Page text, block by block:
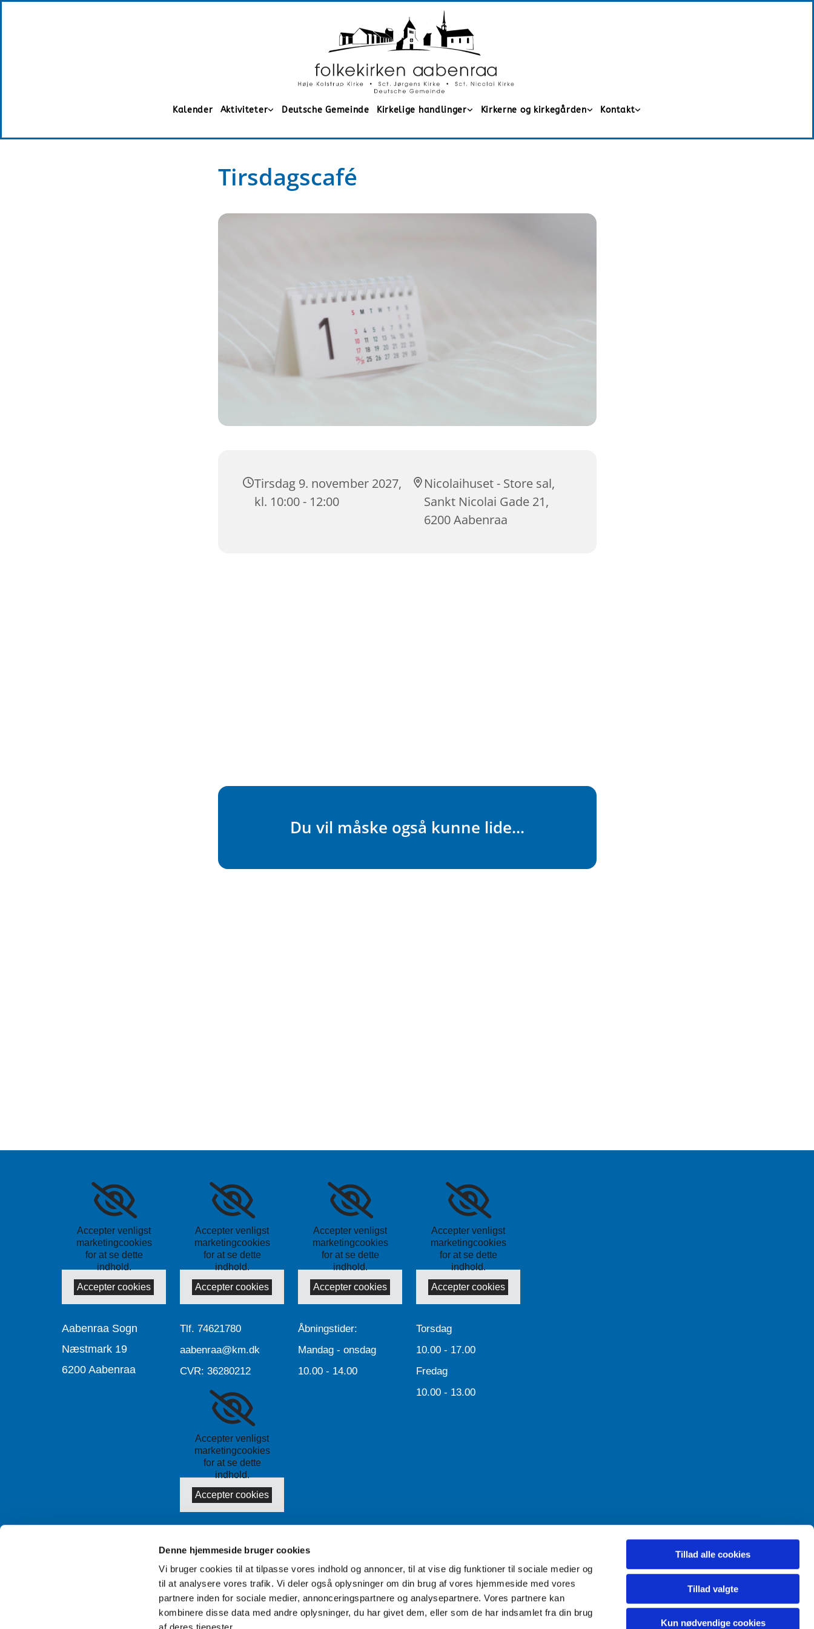
Denne hjemmeside bruger cookies
Vi bruger cookies til at tilpasse vores indhold og annoncer, til at vise dig funktioner til sociale medier og
til at analysere vores trafik. Vi deler også oplysninger om din brug af vores hjemmeside med vores
partnere inden for sociale medier, annonceringspartnere og analysepartnere. Vores partnere kan
kombinere disse data med andre oplysninger, du har givet dem, eller som de har indsamlet fra din brug
Tillad alle cookies
Tillad valgte
Kun nødvendige cookies
Kalender Aktiviteter Deutsche Gemeinde Kirkelige handlinger Kirkerne og kirkegården Kontakt
Tirsdagscafé
Tirsdag 9. november 2027,
kl. 10:00 - 12:00
Nicolaihuset - Store sal,
Sankt Nicolai Gade 21,
6200 Aabenraa
Du vil måske også kunne lide...
Accepter venligst
marketingcookies
for at se dette
indhold.
Accepter cookies
Aabenraa Sogn
Næstmark 19
6200 Aabenraa
Accepter venligst
marketingcookies
for at se dette
indhold.
Accepter cookies
Tlf. 74621780
aabenraa@km.dk
CVR: 36280212
Accepter venligst
marketingcookies
for at se dette
indhold.
Accepter cookies
Accepter venligst
marketingcookies
for at se dette
indhold.
Accepter cookies
Åbningstider:
Mandag - onsdag
10.00 - 14.00
Accepter venligst
marketingcookies
for at se dette
indhold.
Accepter cookies
Torsdag
10.00 - 17.00
Fredag
10.00 - 13.00
Tilgængelighedserklæring